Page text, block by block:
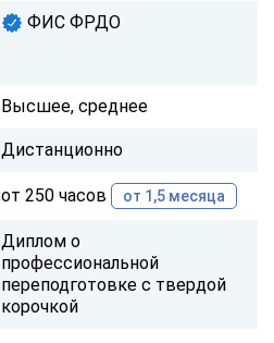
ФИС ФРДО
Высшее, среднее
Дистанционно
от 250 часов от 1,5 месяца
Диплом о
профессиональной
переподготовке с твердой
корочкой